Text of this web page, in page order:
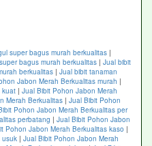
super bagus murah berkualitas |
bagus murah berkualitas | Jual bibit
berkualitas | Jual bibit tanaman
Jabon Merah Berkualitas murah |
kuat | Jual Bibit Pohon Jabon Merah
Merah Berkualitas | Jual Bibit Pohon
Pohon Jabon Merah Berkualitas per
perbatang | Jual Bibit Pohon Jabon
Pohon Jabon Merah Berkualitas kaso |
usuk | Jual Bibit Pohon Jabon Merah